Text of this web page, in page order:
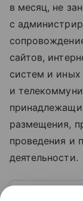
в месяц, не
с
сайтов,
систем и
и
размещения,
проведения и
деятельности.